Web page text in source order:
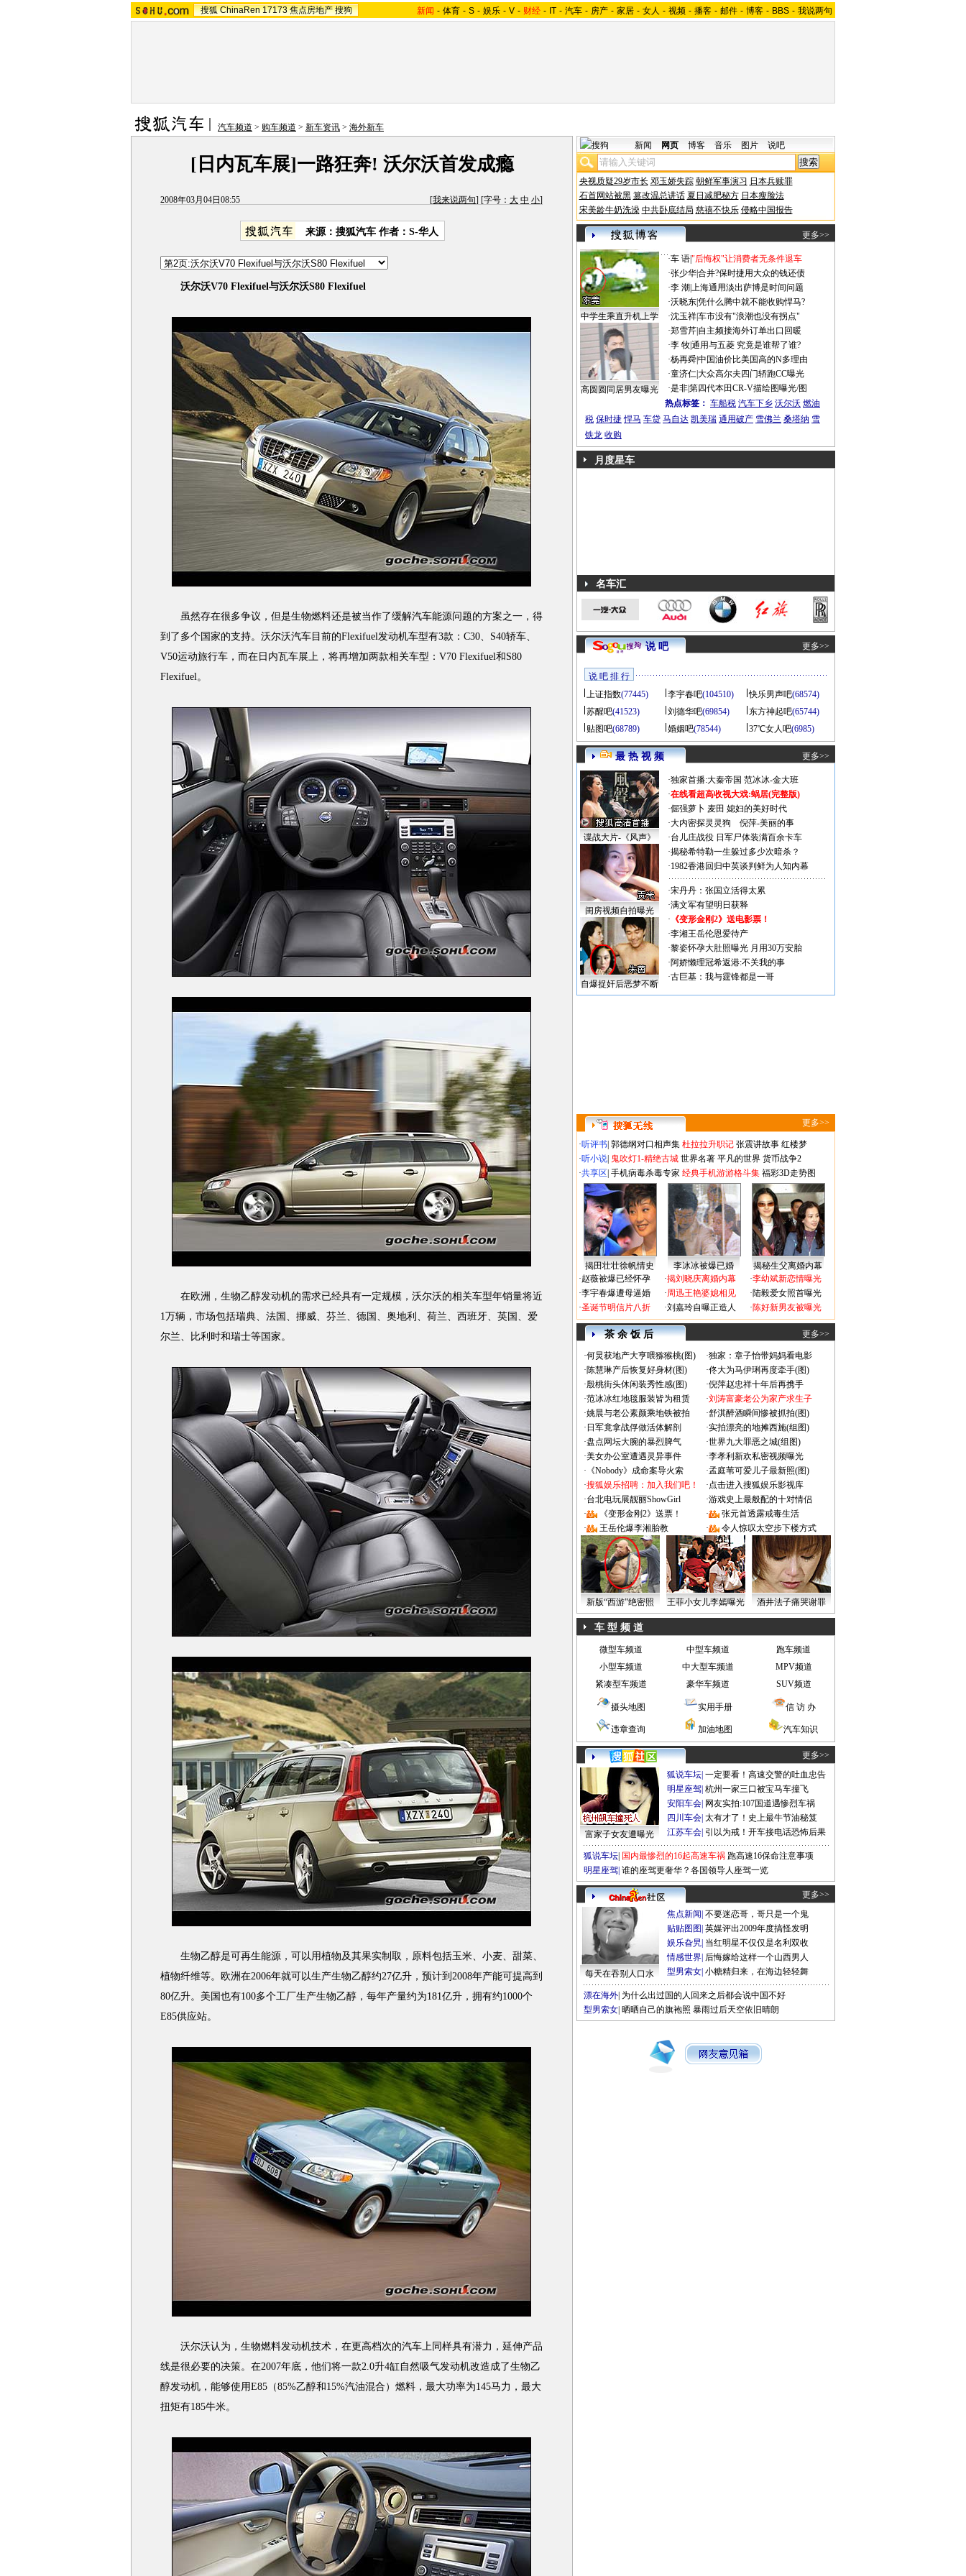
搜狐 ChinaRen 17173 焦点房地产 搜狗 新闻 - 体育 - S - 娱乐 - V - 财经 - IT - 汽车 - 房产 - 家居 - 女人 - 视频 - 播客 - 邮件 - 博客 - BBS - 我说两句
汽车频道 > 购车频道 > 新车资讯 > 海外新车
[日内瓦车展]一路狂奔! 沃尔沃首发成瘾
2008年03月04日08:55 [我来说两句] [字号： 大 中 小]
来源：搜狐汽车 作者：S-华人
沃尔沃V70 Flexifuel与沃尔沃S80 Flexifuel
虽然存在很多争议，但是生物燃料还是被当作了缓解汽车能源问题的方案之一，得
到了多个国家的支持。沃尔沃汽车目前的Flexifuel发动机车型有3款：C30、S40轿车、
V50运动旅行车，而在日内瓦车展上，将再增加两款相关车型：V70 Flexifuel和S80
Flexifuel。
在欧洲，生物乙醇发动机的需求已经具有一定规模，沃尔沃的相关车型年销量将近
1万辆，市场包括瑞典、法国、挪威、芬兰、德国、奥地利、荷兰、西班牙、英国、爱
尔兰、比利时和瑞士等国家。
生物乙醇是可再生能源，可以用植物及其果实制取，原料包括玉米、小麦、甜菜、
植物纤维等。欧洲在2006年就可以生产生物乙醇约27亿升，预计到2008年产能可提高到
80亿升。美国也有100多个工厂生产生物乙醇，每年产量约为181亿升，拥有约1000个
E85供应站。
沃尔沃认为，生物燃料发动机技术，在更高档次的汽车上同样具有潜力，延伸产品
线是很必要的决策。在2007年底，他们将一款2.0升4缸自然吸气发动机改造成了生物乙
醇发动机，能够使用E85（85%乙醇和15%汽油混合）燃料，最大功率为145马力，最大
扭矩有185牛米。
新闻 网页 博客 音乐 图片 说吧
央视质疑29岁市长 邓玉娇失踪 朝鲜军事演习 日本兵赎罪
石首网站被黑 篡改温总讲话 夏日减肥秘方 日本瘦脸法
宋美龄牛奶洗澡 中共卧底结局 慈禧不快乐 侵略中国报告
更多>>
中学生乘直升机上学
高圆圆同居男友曝光
·车 语|"后悔权"让消费者无条件退车
·张少华|合并?保时捷用大众的钱还债
·李 潮 上海通用淡出萨博是时间问题
·沃晓东|凭什么腾中就不能收购悍马?
·沈玉祥|车市没有"浪潮也没有拐点"
·郑雪芹| 自主频接海外订单出口回暖
·李 牧|通用与五菱 究竟是谁帮了谁?
·杨再舜|中国油价比美国高的N多理由
·童济仁|大众高尔夫四门轿跑CC曝光
·是非|第四代本田CR-V描绘图曝光/图
热点标签： 车船税 汽车下乡 沃尔沃 燃油
税 保时捷 悍马 车贷 马自达 凯美瑞 通用破产 雪佛兰 桑塔纳 雪
铁龙 收购
月度星车
名车汇
说 吧 更多>>
说 吧 排 行
上证指数(77445) 李宇春吧(104510) 快乐男声吧(68574)
苏醒吧(41523) 刘德华吧(69854) 东方神起吧(65744)
贴图吧(68789) 婚姻吧(78544) 37℃女人吧(6985)
最 热 视 频 更多>>
谍战大片-《风声》
闺房视频自拍曝光
自爆捉奸后恶梦不断
·独家首播:大秦帝国 范冰冰-金大班
·在线看超高收视大戏:蜗居(完整版)
·倔强萝卜 麦田 媳妇的美好时代
·大内密探灵灵狗
倪萍-美丽的事
·台儿庄战役 日军尸体装满百余卡车
·揭秘希特勒一生躲过多少次暗杀？
·1982香港回归中英谈判鲜为人知内幕
·宋丹丹：张国立活得太累
·满文军有望明日获释
· 《变形金刚2》送电影票！
·李湘王岳伦恩爱待产
·黎姿怀孕大肚照曝光 月用30万安胎
·阿娇懒理冠希返港:不关我的事
·古巨基：我与霆锋都是一哥
更多>>
·听评书 郭德纲对口相声集 杜拉拉升职记 张震讲故事 红楼梦
·听小说 鬼吹灯1-精绝古城 世界名著 平凡的世界 货币战争2
·共享区 手机病毒杀毒专家 经典手机游游格斗集 福彩3D走势图
揭田壮壮徐帆情史 李冰冰被爆已婚
揭秘生父离婚内幕
·赵薇被爆已经怀孕
·李宇春爆遭母逼婚
·圣诞节明信片八折
·揭刘晓庆离婚内幕
·周迅王艳婆媳相见
·刘嘉玲自曝正造人
·李幼斌新恋情曝光
·陆毅爱女照首曝光
·陈好新男友被曝光
茶 余 饭 后 更多>>
·何炅获地产大亨喂猕猴桃(图) ·独家：章子怡带妈妈看电影
·陈慧琳产后恢复好身材(图) ·佟大为马伊琍再度牵手(图)
·殷桃街头休闲装秀性感(图) ·倪萍赵忠祥十年后再携手
·范冰冰红地毯服装皆为租赁 ·刘涛富豪老公为家产求生子
·姚晨与老公素颜乘地铁被拍 ·舒淇醉酒瞬间惨被抓拍(图)
· 日军竟拿战俘做活体解剖 ·实拍漂亮的地摊西施(组图)
·盘点网坛大腕的暴烈脾气 ·世界九大罪恶之城(组图)
·美女办公室遭遇灵异事件 ·李孝利新欢私密视频曝光
· 《Nobody》成命案导火索 ·孟庭苇可爱儿子最新照(图)
·搜狐娱乐招聘：加入我们吧！ ·点击进入搜狐娱乐影视库
·台北电玩展靓丽ShowGirl ·游戏史上最般配的十对情侣
·
《变形金刚2》送票！ ·
张元首透露戒毒生活
·
王岳伦爆李湘胎教 · 令人惊叹太空步下楼方式
新版“西游”绝密照 王菲小女儿李嫣曝光 酒井法子痛哭谢罪
车 型 频 道
微型车频道 中型车频道
跑车频道
小型车频道
中大型车频道
MPV频道
紧凑型车频道
豪华车频道 SUV频道
摄头地图 实用手册 信 访 办
违章查询 加油地图 汽车知识
更多>>
富家子女友遭曝光
狐说车坛 一定要看！高速交警的吐血忠告
明星座驾 杭州一家三口被宝马车撞飞
安阳车会 网友实拍:107国道遇惨烈车祸
四川车会 太有才了！史上最牛节油秘笈
江苏车会 引以为戒！开车接电话恐怖后果
狐说车坛 国内最惨烈的16起高速车祸 跑高速16保命注意事项
明星座驾 谁的座驾更奢华？各国领导人座驾一览
更多>>
每天在吞别人口水
焦点新闻 不要迷恋哥，哥只是一个鬼
贴贴图图 英媒评出2009年度搞怪发明
娱乐旮旯 当红明星不仅仅是名利双收
情感世界 后悔嫁给这样一个山西男人
型男索女 小糖精归来，在海边轻轻舞
漂在海外 为什么出过国的人回来之后都会说中国不好
型男索女 晒晒自己的旗袍照 暴雨过后天空依旧晴朗